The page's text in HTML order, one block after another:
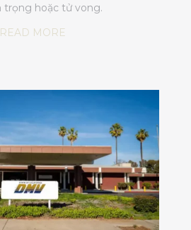
trọng hoặc tử vong.
READ MORE